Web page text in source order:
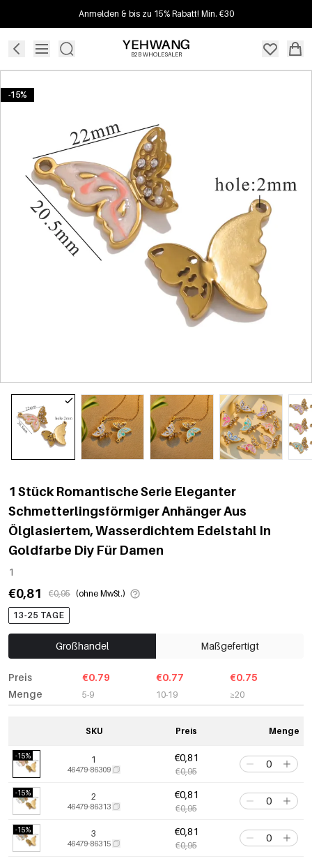
Anmelden & bis zu 15% Rabatt! Min. €30
B2B WHOLESALER
-15%
1 Stück Romantische Serie Eleganter
Schmetterlingsförmiger Anhänger Aus
Ölglasiertem, Wasserdichtem Edelstahl In
Goldfarbe Diy Für Damen
1
€0,81 €0,95 (ohne MwSt.)
13-25 TAGE
Großhandel Maßgefertigt
Preis
Menge
€0.79
5-9
€0.77
10-19
€0.75
≥20
SKU Preis Menge
-15% 1
46479-86309
€0,81
€0,95
-15% 2
46479-86313
€0,81
€0,95
-15% 3
46479-86315
€0,81
€0,95